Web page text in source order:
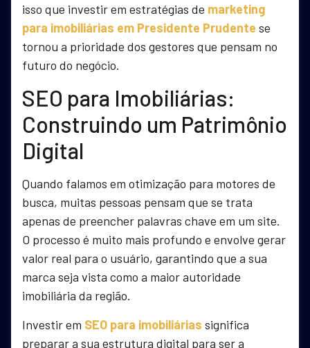
isso que investir em estratégias de marketing
para imobiliárias em Presidente Prudente se
tornou a prioridade dos gestores que pensam no
futuro do negócio.
SEO para Imobiliárias:
Construindo um Patrimônio
Digital
Quando falamos em otimização para motores de
busca, muitas pessoas pensam que se trata
apenas de preencher palavras chave em um site.
O processo é muito mais profundo e envolve gerar
valor real para o usuário, garantindo que a sua
marca seja vista como a maior autoridade
imobiliária da região.
Investir em SEO para imobiliárias significa
preparar a sua estrutura digital para ser a